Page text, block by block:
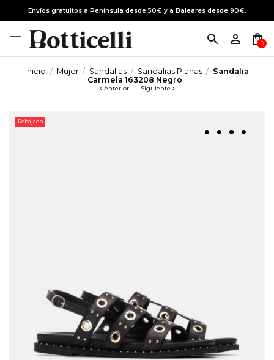
Envíos gratuitos a Península desde 50€ y a Baleares desde 90€.
search person_outline shopping_bag
0
Inicio Mujer Sandalias Sandalias Planas
Sandalia
Carmela 163208 Negro
Anterior | Siguiente
Rebajado